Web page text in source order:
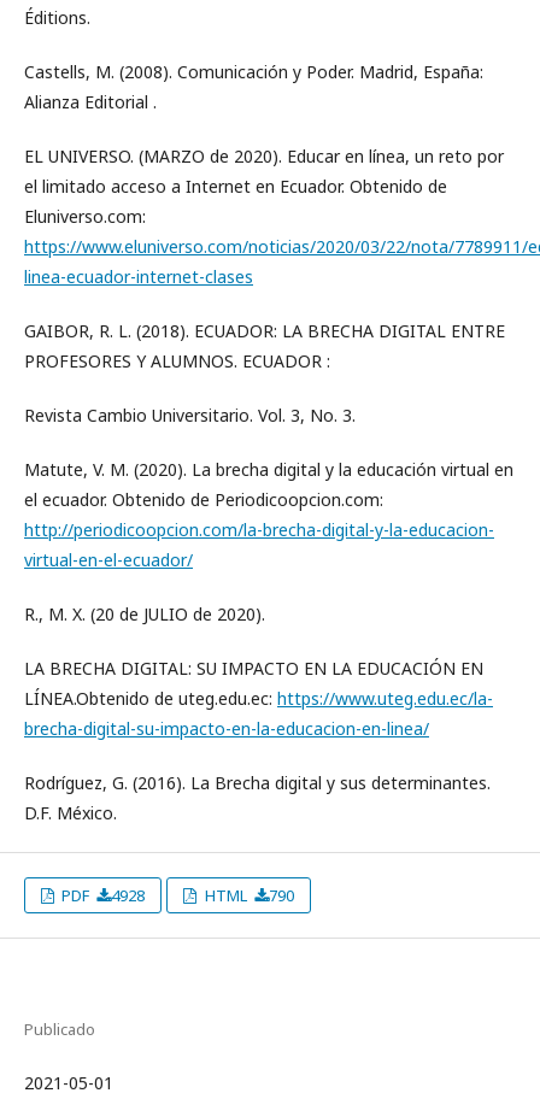
Éditions.
Castells, M. (2008). Comunicación y Poder. Madrid, España:
Alianza Editorial .
EL UNIVERSO. (MARZO de 2020). Educar en línea, un reto por
el limitado acceso a Internet en Ecuador. Obtenido de
Eluniverso.com:
https://www.eluniverso.com/noticias/2020/03/22/nota/7789911/
linea-ecuador-internet-clases
GAIBOR, R. L. (2018). ECUADOR: LA BRECHA DIGITAL ENTRE
PROFESORES Y ALUMNOS. ECUADOR :
Revista Cambio Universitario. Vol. 3, No. 3.
Matute, V. M. (2020). La brecha digital y la educación virtual en
el ecuador. Obtenido de Periodicoopcion.com:
http://periodicoopcion.com/la-brecha-digital-y-la-educacion-
virtual-en-el-ecuador/
R., M. X. (20 de JULIO de 2020).
LA BRECHA DIGITAL: SU IMPACTO EN LA EDUCACIÓN EN
LÍNEA.Obtenido de uteg.edu.ec: https://www.uteg.edu.ec/la-
brecha-digital-su-impacto-en-la-educacion-en-linea/
Rodríguez, G. (2016). La Brecha digital y sus determinantes.
D.F. México.
PDF 4928 HTML 790
Publicado
2021-05-01